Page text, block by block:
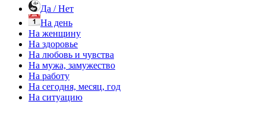
Да / Нет
На день
На женщину
На здоровье
На любовь и чувства
На мужа, замужество
На работу
На сегодня, месяц, год
На ситуацию